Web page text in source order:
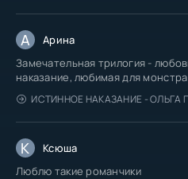
А Арина
Замечательная трилогия -
наказание, любимая для
ИСТИННОЕ НАКАЗАНИЕ - ОЛЬГА
К Ксюша
Люблю такие романчики